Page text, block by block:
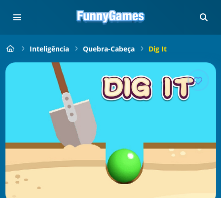
Inteligência Quebra-Cabeça Dig It